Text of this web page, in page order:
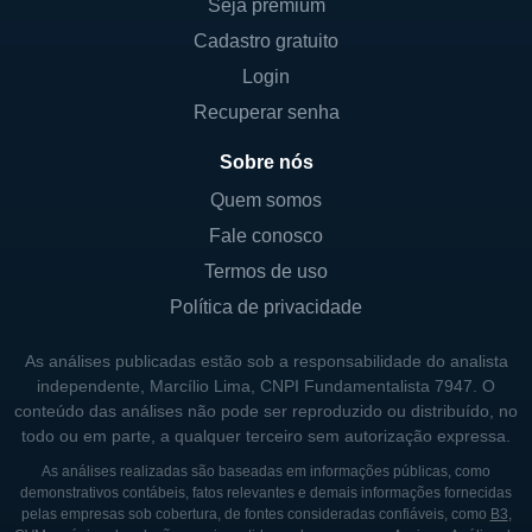
PRESENÇA GLOBAL
A Cohen & Steers opera globalmente, tendo
grande presença na América do Norte e
Europa. Seus escritórios estão localizados
em cidades financeiras importantes,
de referência no mercado de gestão de
ativos. Essa presença internacional permite
que a Cohen & Steers acesse diferentes
mercados financeiros e identifique
oportunidades de investimento em uma
ampla gama de geografias, enriquecendo
sua oferta de produtos e potencializando
Seja premium
Cadastro gratuito
Login
Recuperar senha
Sobre nós
Quem somos
Fale conosco
Termos de uso
Política de privacidade
As análises publicadas estão sob a responsabilidade do analista
independente, Marcílio Lima, CNPI Fundamentalista 7947. O
conteúdo das análises não pode ser reproduzido ou distribuído, no
todo ou em parte, a qualquer terceiro sem autorização expressa.
As análises realizadas são baseadas em informações públicas, como
demonstrativos contábeis, fatos relevantes e demais informações fornecidas
pelas empresas sob cobertura, de fontes consideradas confiáveis, como B3,